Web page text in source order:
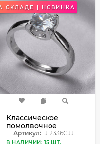
СКЛАДЕ | НОВИНКА
Классическое
помолвочное
кольцо с крупным
кристаллом
Артикул:1J12336CJJ
В НАЛИЧИИ: 15 ШТ.